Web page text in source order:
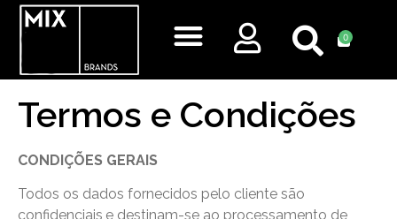
0
Termos e Condições
CONDIÇÕES GERAIS
Todos os dados fornecidos pelo cliente são
confidenciais,e destinam-se ao processamento de